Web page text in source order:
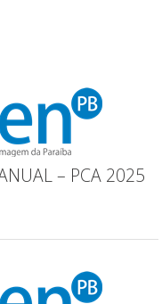
– PCA 2025